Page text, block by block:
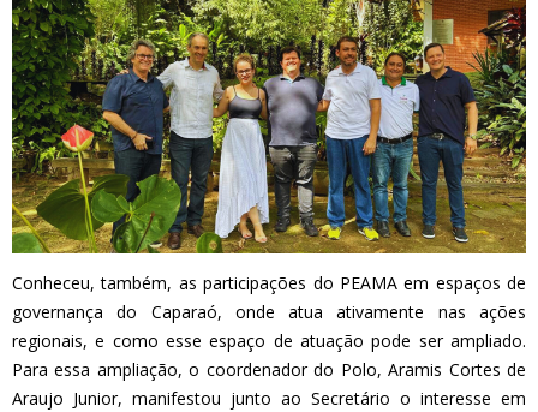
Conheceu, também, as participações do PEAMA em espaços de
governança do Caparaó, onde atua ativamente nas ações
regionais, e como esse espaço de atuação pode ser ampliado.
Para essa ampliação, o coordenador do Polo, Aramis Cortes de
Araujo Junior, manifestou junto ao Secretário o interesse em